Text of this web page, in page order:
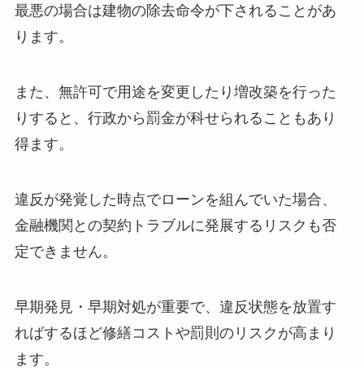
最悪の場合は建物の除去命令が下されることがあ
ります。
また、無許可で用途を変更したり増改築を行った
りすると、行政から罰金が科せられることもあり
得ます。
違反が発覚した時点でローンを組んでいた場合、
金融機関との契約トラブルに発展するリスクも否
定できません。
早期発見・早期対処が重要で、違反状態を放置す
ればするほど修繕コストや罰則のリスクが高まり
ます。